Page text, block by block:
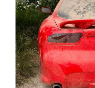
Νέα
Τεχνολογία
Mobility
Σταθμοί φόρτισης